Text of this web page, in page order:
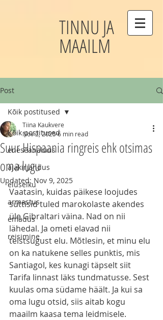
TINNU JA
MAAILM
Post
Kõik postitused
eneseanalüüs
ajakirjandus
eluseiku
armastus
emadus
reisimine
Kõik postitused
Suur Hispaania ringreis ehk otsimas
oma lugu
Tiina Kaukvere
Nov 2, 20256 min read
Updated: Nov 9, 2025
Vaatasin, kuidas päikese loojudes
süttisid tuled marokolaste akendes
üle Gibraltari väina. Nad on nii
lähedal. Ja ometi elavad nii
teistsugust elu. Mõtlesin, et minu elu
on ka natukene selles punktis, mis
Santiagol, kes kunagi täpselt siit
Tarifa linnast läks tundmatusse. Sest
kuulas oma südame häält. Ja kui sa
oma lugu otsid, siis aitab kogu
maailm kaasa tema leidmisele.